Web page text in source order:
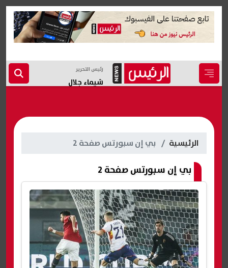
رئيس التحرير
شيماء جلال
الرئيسية بي إن سبورتس صفحة 2
بي إن سبورتس صفحة 2